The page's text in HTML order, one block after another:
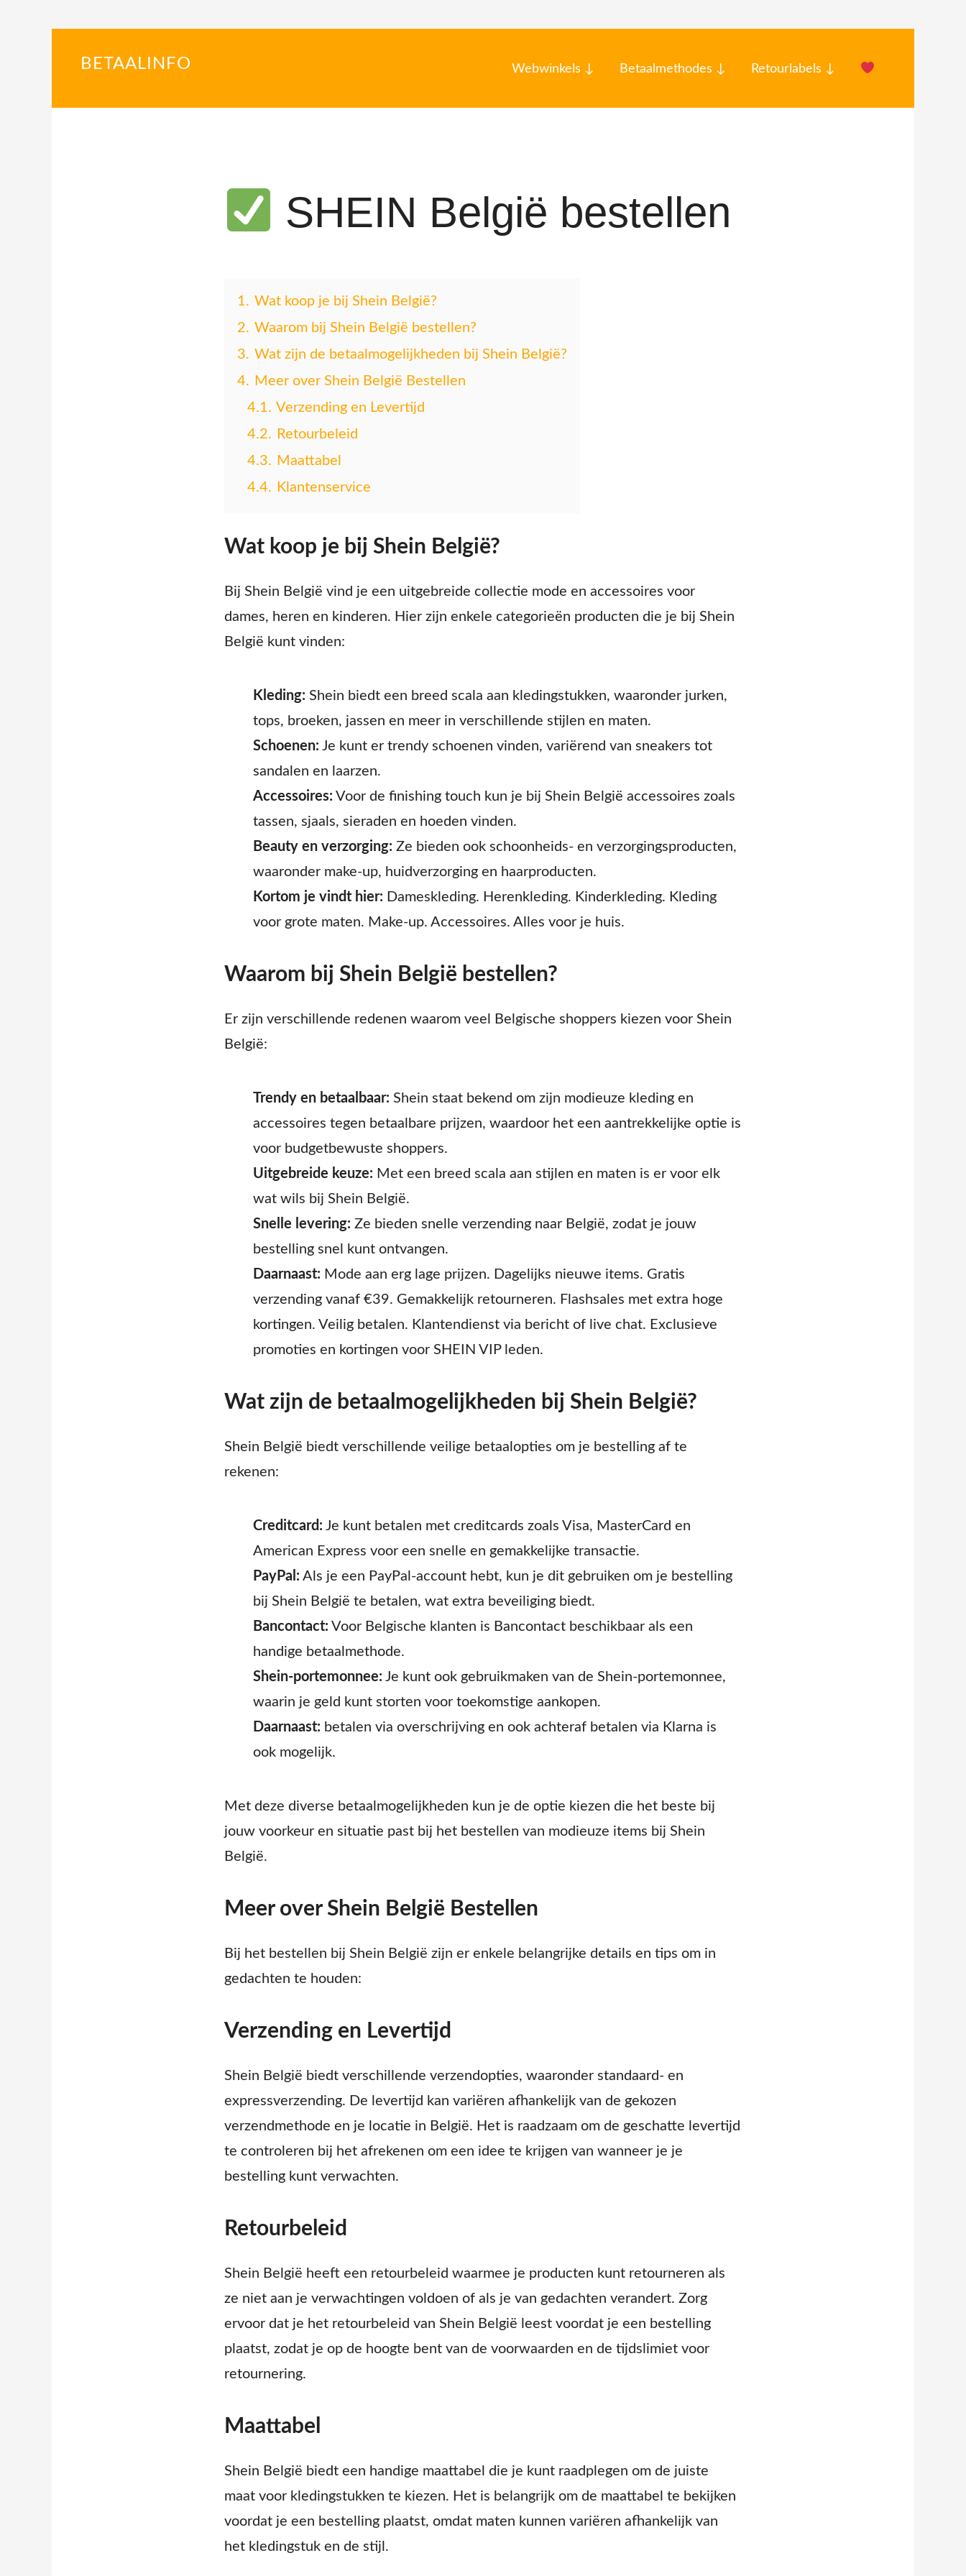
BETAALINFO Webwinkels ↓ Betaalmethodes ↓ Retourlabels ↓
SHEIN België bestellen
1. Wat koop je bij Shein België?
2. Waarom bij Shein België bestellen?
3. Wat zijn de betaalmogelijkheden bij Shein België?
4. Meer over Shein België Bestellen
4.1. Verzending en Levertijd
4.2. Retourbeleid
4.3. Maattabel
4.4. Klantenservice
Wat koop je bij Shein België?
Bij Shein België vind je een uitgebreide collectie mode en accessoires voor
dames, heren en kinderen. Hier zijn enkele categorieën producten die je bij Shein
België kunt vinden:
Kleding: Shein biedt een breed scala aan kledingstukken, waaronder jurken,
tops, broeken, jassen en meer in verschillende stijlen en maten.
Schoenen: Je kunt er trendy schoenen vinden, variërend van sneakers tot
sandalen en laarzen.
Accessoires: Voor de finishing touch kun je bij Shein België accessoires zoals
tassen, sjaals, sieraden en hoeden vinden.
Beauty en verzorging: Ze bieden ook schoonheids- en verzorgingsproducten,
waaronder make-up, huidverzorging en haarproducten.
Kortom je vindt hier: Dameskleding. Herenkleding. Kinderkleding. Kleding
voor grote maten. Make-up. Accessoires. Alles voor je huis.
Waarom bij Shein België bestellen?
Er zijn verschillende redenen waarom veel Belgische shoppers kiezen voor Shein
België:
Trendy en betaalbaar: Shein staat bekend om zijn modieuze kleding en
accessoires tegen betaalbare prijzen, waardoor het een aantrekkelijke optie is
voor budgetbewuste shoppers.
Uitgebreide keuze: Met een breed scala aan stijlen en maten is er voor elk
wat wils bij Shein België.
Snelle levering: Ze bieden snelle verzending naar België, zodat je jouw
bestelling snel kunt ontvangen.
Daarnaast: Mode aan erg lage prijzen. Dagelijks nieuwe items. Gratis
verzending vanaf €39. Gemakkelijk retourneren. Flashsales met extra hoge
kortingen. Veilig betalen. Klantendienst via bericht of live chat. Exclusieve
promoties en kortingen voor SHEIN VIP leden.
Wat zijn de betaalmogelijkheden bij Shein België?
Shein België biedt verschillende veilige betaalopties om je bestelling af te
rekenen:
Creditcard: Je kunt betalen met creditcards zoals Visa, MasterCard en
American Express voor een snelle en gemakkelijke transactie.
PayPal: Als je een PayPal-account hebt, kun je dit gebruiken om je bestelling
bij Shein België te betalen, wat extra beveiliging biedt.
Bancontact: Voor Belgische klanten is Bancontact beschikbaar als een
handige betaalmethode.
Shein-portemonnee: Je kunt ook gebruikmaken van de Shein-portemonnee,
waarin je geld kunt storten voor toekomstige aankopen.
Daarnaast: betalen via overschrijving en ook achteraf betalen via Klarna is
ook mogelijk.
Met deze diverse betaalmogelijkheden kun je de optie kiezen die het beste bij
jouw voorkeur en situatie past bij het bestellen van modieuze items bij Shein
België.
Meer over Shein België Bestellen
Bij het bestellen bij Shein België zijn er enkele belangrijke details en tips om in
gedachten te houden:
Verzending en Levertijd
Shein België biedt verschillende verzendopties, waaronder standaard- en
expressverzending. De levertijd kan variëren afhankelijk van de gekozen
verzendmethode en je locatie in België. Het is raadzaam om de geschatte levertijd
te controleren bij het afrekenen om een idee te krijgen van wanneer je je
bestelling kunt verwachten.
Retourbeleid
Shein België heeft een retourbeleid waarmee je producten kunt retourneren als
ze niet aan je verwachtingen voldoen of als je van gedachten verandert. Zorg
ervoor dat je het retourbeleid van Shein België leest voordat je een bestelling
plaatst, zodat je op de hoogte bent van de voorwaarden en de tijdslimiet voor
retournering.
Maattabel
Shein België biedt een handige maattabel die je kunt raadplegen om de juiste
maat voor kledingstukken te kiezen. Het is belangrijk om de maattabel te bekijken
voordat je een bestelling plaatst, omdat maten kunnen variëren afhankelijk van
het kledingstuk en de stijl.